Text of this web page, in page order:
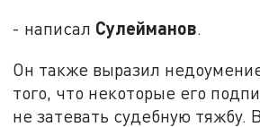
- написал Сулейманов.
Он также выразил
того, что некоторые его
не затевать судебную тяжбу.